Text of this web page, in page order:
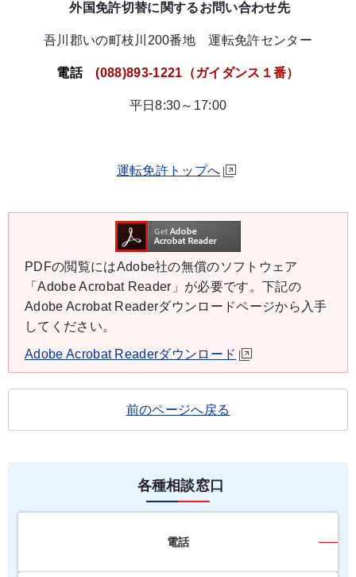
外国免許切替に関するお問い合わせ先
吾川郡いの町枝川200番地 運転免許センター
電話(088)893-1221（ガイダンス１番）
平日8:30～17:00
運転免許トップへ
PDFの閲覧にはAdobe社の無償のソフトウェア
「Adobe Acrobat Reader」が必要です。下記の
Adobe Acrobat Readerダウンロードページから入手
してください。
Adobe Acrobat Readerダウンロード
前のページへ戻る
各種相談窓口
電話